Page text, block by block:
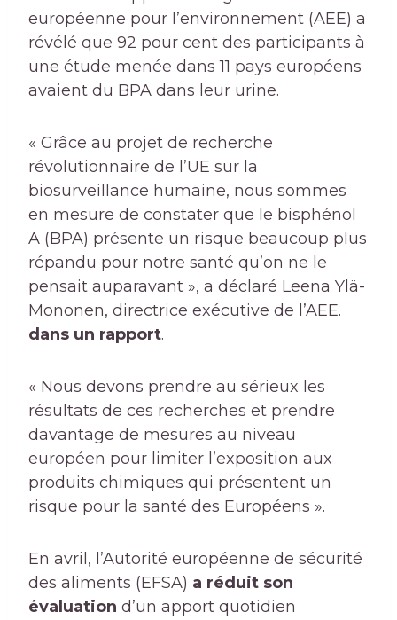
européenne pour l’environnement (AEE) a
révélé que 92 pour cent des participants à
une étude menée dans 11 pays européens
avaient du BPA dans leur urine.
« Grâce au projet de recherche
révolutionnaire de l’UE sur la
biosurveillance humaine, nous sommes
en mesure de constater que le bisphénol
A (BPA) présente un risque beaucoup plus
répandu pour notre santé qu’on ne le
pensait auparavant », a déclaré Leena Ylä-
Mononen, directrice exécutive de l’AEE.
dans un rapport.
« Nous devons prendre au sérieux les
résultats de ces recherches et prendre
davantage de mesures au niveau
européen pour limiter l’exposition aux
produits chimiques qui présentent un
risque pour la santé des Européens ».
En avril, l’Autorité européenne de sécurité
des aliments (EFSA) a réduit son
évaluation d’un apport quotidien